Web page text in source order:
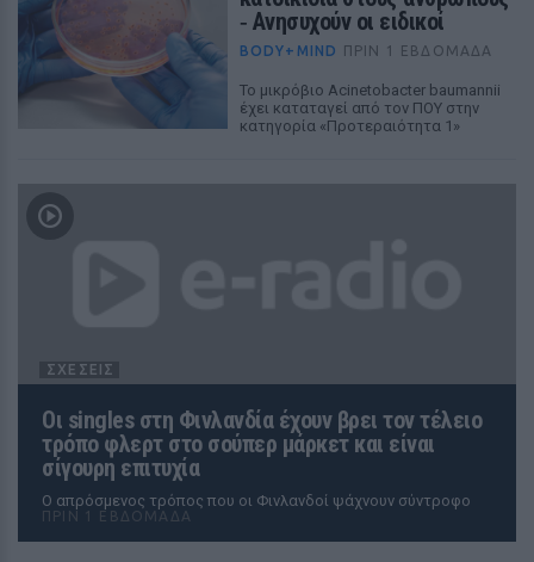
‑ Ανησυχούν οι ειδικοί
BODY+MIND ΠΡΙΝ 1 ΕΒΔΟΜΆΔΑ
Το μικρόβιο Acinetobacter baumannii
έχει καταταγεί από τον ΠΟΥ στην
κατηγορία «Προτεραιότητα 1»
ΣΧΕΣΕΙΣ
Οι singles στη Φινλανδία έχουν βρει τον τέλειο
τρόπο φλερτ στο σούπερ μάρκετ και είναι
σίγουρη επιτυχία
Ο απρόσμενος τρόπος που οι Φινλανδοί ψάχνουν σύντροφο
ΠΡΙΝ 1 ΕΒΔΟΜΆΔΑ